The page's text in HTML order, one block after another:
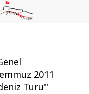
2011
Turu''